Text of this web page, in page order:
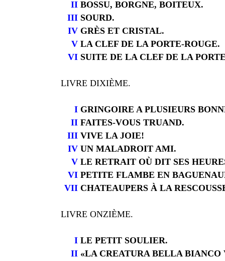
II BOSSU, BORGNE, BOITEUX.
III SOURD.
IV GRÈS ET CRISTAL.
V LA CLEF DE LA PORTE-ROUGE.
VI SUITE DE LA CLEF DE LA
LIVRE DIXIÈME.
I GRINGOIRE A PLUSIEURS
II FAITES-VOUS TRUAND.
III VIVE LA JOIE!
IV UN MALADROIT AMI.
V LE RETRAIT OÙ DIT SES
VI PETITE FLAMBE EN
VII CHATEAUPERS À LA
LIVRE ONZIÈME.
I LE PETIT SOULIER.
II «LA CREATURA BELLA BIANCO